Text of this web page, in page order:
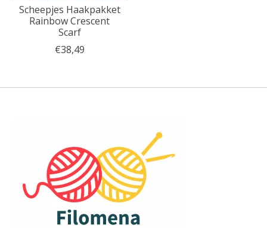
Scheepjes Haakpakket
Rainbow Crescent
Scarf
€38,49